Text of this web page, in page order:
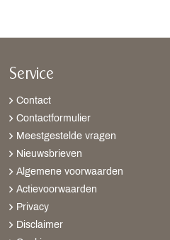
Service
Contact
Contactformulier
Meestgestelde vragen
Nieuwsbrieven
Algemene voorwaarden
Actievoorwaarden
Privacy
Disclaimer